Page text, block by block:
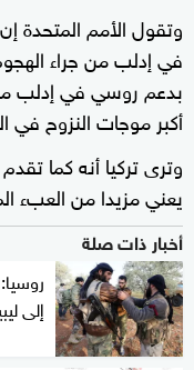
وتقول الأمم
في إدلب من جراء
بدعم روسي في إدلب
أكبر موجات النزوح في
وترى تركيا أنه كما
يعني مزيدا من العبء
أخبار ذات صلة
إلى